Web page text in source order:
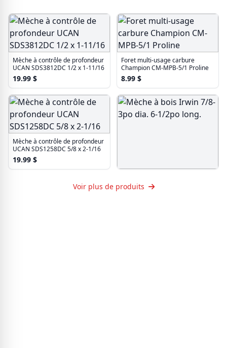
Mèche à contrôle de profondeur
UCAN SDS3812DC 1/2 x 1-11/16
19.99 $
Foret multi-usage carbure
Champion CM-MPB-5/1 Proline
8.99 $
Mèche à contrôle de profondeur
UCAN SDS1258DC 5/8 x 2-1/16
19.99 $
6-1/2po long.
Voir plus de produits